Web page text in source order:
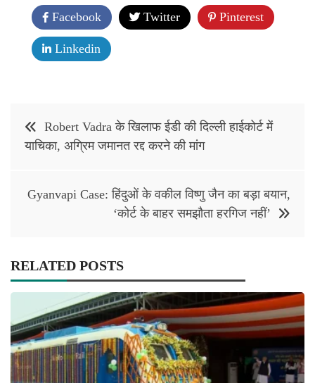
Facebook Twitter Pinterest
Linkedin
Post
navigation
Robert Vadra के खिलाफ ईडी की दिल्ली हाईकोर्ट में
याचिका, अग्रिम जमानत रद्द करने की मांग
Gyanvapi Case: हिंदुओं के वकील विष्णु जैन का बड़ा बयान,
‘कोर्ट के बाहर समझौता हरगिज नहीं’
RELATED POSTS